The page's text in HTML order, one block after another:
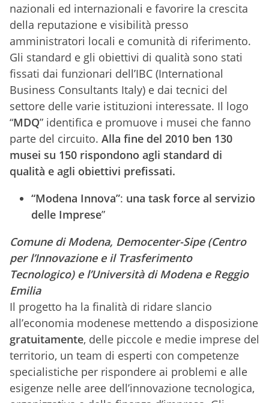
nazionali ed internazionali e favorire la crescita
della reputazione e visibilità presso
amministratori locali e comunità di riferimento.
Gli standard e gli obiettivi di qualità sono stati
fissati dai funzionari dell’IBC (International
Business Consultants Italy) e dai tecnici del
settore delle varie istituzioni interessate. Il logo
“MDQ” identifica e promuove i musei che fanno
parte del circuito. Alla fine del 2010 ben 130
musei su 150 rispondono agli standard di
qualità e agli obiettivi prefissati.
“Modena Innova”: una task force al servizio
delle Imprese”
Comune di Modena, Democenter-Sipe (Centro
per l’Innovazione e il Trasferimento
Tecnologico) e l’Università di Modena e Reggio
Emilia
Il progetto ha la finalità di ridare slancio
all’economia modenese mettendo a disposizione
gratuitamente, delle piccole e medie imprese del
territorio, un team di esperti con competenze
specialistiche per rispondere ai problemi e alle
esigenze nelle aree dell’innovazione tecnologica,